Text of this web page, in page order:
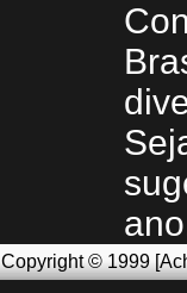
Copyright © 1999